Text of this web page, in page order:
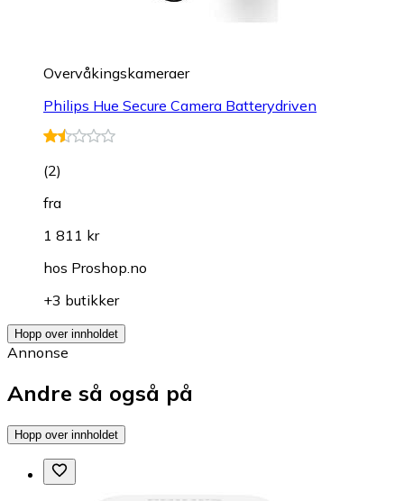
Overvåkings­kameraer
Philips Hue Secure Camera Batterydriven
(2)
fra
1 811 kr
hos Proshop.no
+3 butikker
Hopp over innholdet
Annonse
Andre så også på
Hopp over innholdet